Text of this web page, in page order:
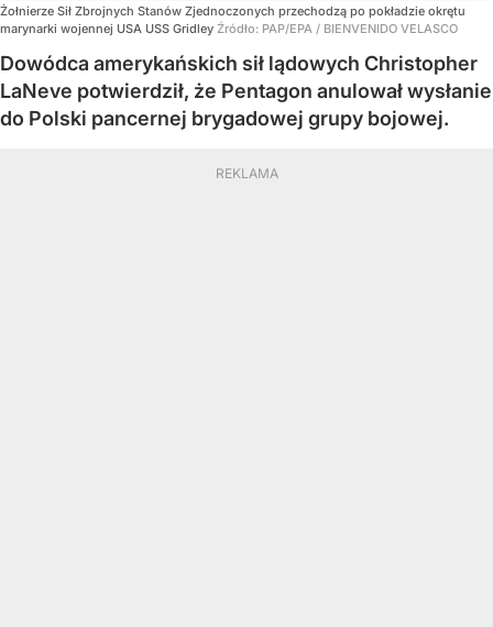
Żołnierze Sił Zbrojnych Stanów Zjednoczonych przechodzą po pokładzie okrętu
marynarki wojennej USA USS Gridley Źródło: PAP/EPA / BIENVENIDO VELASCO
Dowódca amerykańskich sił lądowych Christopher
LaNeve potwierdził, że Pentagon anulował wysłanie
do Polski pancernej brygadowej grupy bojowej.